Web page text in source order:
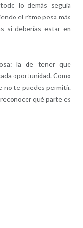
lo demás seguía
el ritmo pesa más
si deberías estar en
la de tener que
oportunidad. Como
no te puedes permitir.
qué parte es